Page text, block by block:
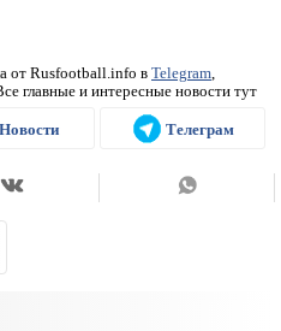
от Rusfootball.info в Telegram,
главные и интересные новости тут
Новости Телеграм